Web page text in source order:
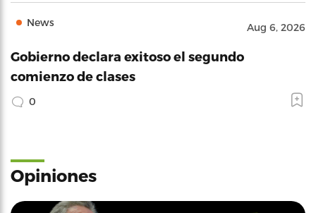
News Aug 6, 2026
Gobierno declara exitoso el segundo
comienzo de clases
0
Opiniones